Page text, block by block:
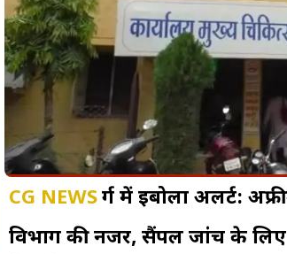
CG NEWSदुर्ग में इबोला अलर्ट:
विभाग की नजर, सैंपल जांच के